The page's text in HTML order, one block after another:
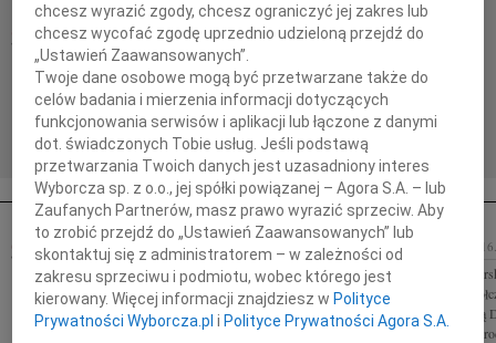
JAN PACŁAWSKI 07.08.2026KIELCE
Z głębokim smutkiem przyjęliśmy wiadomość o
odejściu prof. dr hab. Jana Pacławskiego profesora
zwyczajnego nauk humanistycznych na
Uniwersytecie Jana Kochanowskiego w Kielcach,...
RENATA PIĄTEK 17.11.2009
Wyrazy szczerego współczucia Rodzinie mgr Renaty
Piątek Wraz z Jej Bliskimi żegnamy naszą najdroższą
Koleżankę i wspaniałego Pedagoga. Dyrekcja,
nauczyciele, rodzice i...
TOMASZ
Pani Annie
głębokiego
Tomasza
oraz uczniowie i
chcesz wyrazić zgody, chcesz ograniczyć jej zakres lub
chcesz wycofać zgodę uprzednio udzieloną przejdź do
„Ustawień Zaawansowanych”.
Twoje dane osobowe mogą być przetwarzane także do
celów badania i mierzenia informacji dotyczących
funkcjonowania serwisów i aplikacji lub łączone z danymi
dot. świadczonych Tobie usług. Jeśli podstawą
przetwarzania Twoich danych jest uzasadniony interes
Wyborcza sp. z o.o., jej spółki powiązanej – Agora S.A. – lub
Zaufanych Partnerów, masz prawo wyrazić sprzeciw. Aby
to zrobić przejdź do „Ustawień Zaawansowanych” lub
skontaktuj się z administratorem – w zależności od
zakresu sprzeciwu i podmiotu, wobec którego jest
kierowany. Więcej informacji znajdziesz w Polityce
Prywatności Wyborcza.pl i Polityce Prywatności Agora S.A.